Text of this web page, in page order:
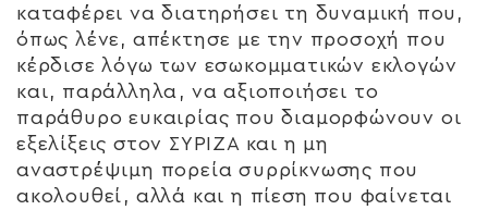
καταφέρει να διατηρήσει τη δυναμική που,
όπως λένε, απέκτησε με την προσοχή που
κέρδισε λόγω των εσωκομματικών εκλογών
και, παράλληλα, να αξιοποιήσει το
παράθυρο ευκαιρίας που διαμορφώνουν οι
εξελίξεις στον ΣΥΡΙΖΑ και η μη
αναστρέψιμη πορεία συρρίκνωσης που
ακολουθεί, αλλά και η πίεση που φαίνεται